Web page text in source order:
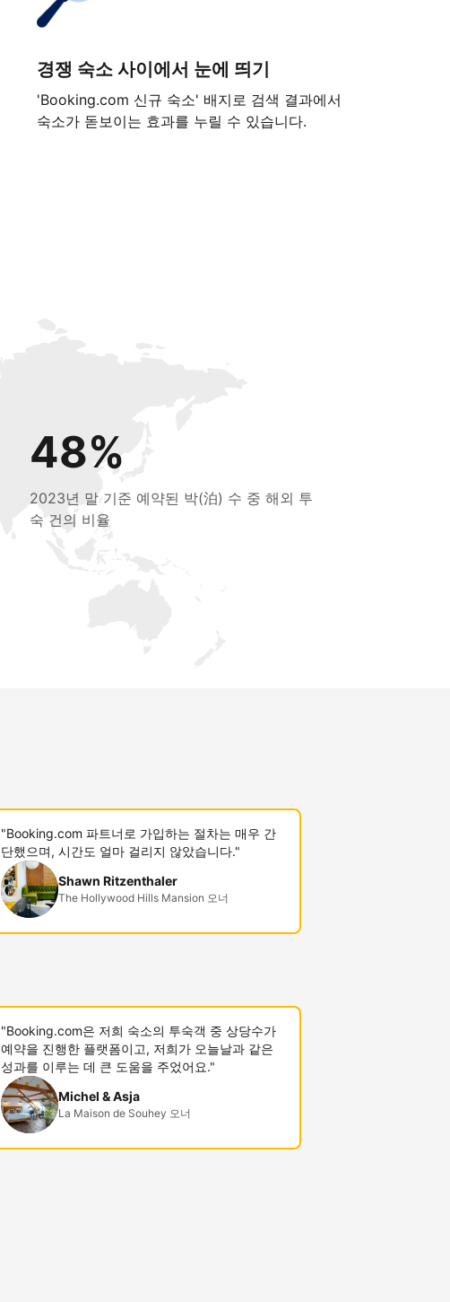
경쟁 숙소 사이에서 눈에 띄기
'Booking.com 신규 숙소' 배지로 검색 결과에서
숙소가 돋보이는 효과를 누릴 수 있습니다.
48%
2023년 말 기준 예약된 박(泊) 수 중 해외 투
숙 건의 비율
"Booking.com 파트너로 가입하는 절차는 매우 간
단했으며, 시간도 얼마 걸리지 않았습니다."
Shawn Ritzenthaler
The Hollywood Hills Mansion 오너
"Booking.com은 저희 숙소의 투숙객 중 상당수가
예약을 진행한 플랫폼이고, 저희가 오늘날과 같은
성과를 이루는 데 큰 도움을 주었어요."
Michel & Asja
La Maison de Souhey 오너